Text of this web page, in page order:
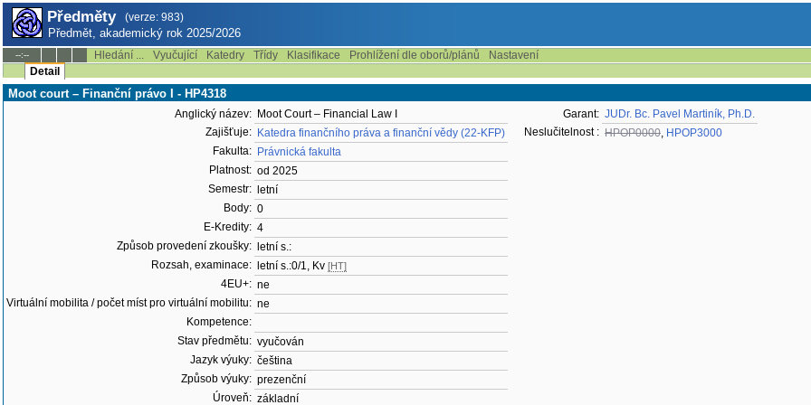
Předměty (verze: 983)
Předmět, akademický rok 2025/2026
--:-- Hledání ... Vyučující Katedry Třídy Klasifikace Prohlížení dle oborů/plánů
Nastavení
Detail
Moot court – Finanční právo I - HP4318
Anglický název: Moot Court – Financial Law I
Zajišťuje: Katedra finančního práva a finanční vědy (22-KFP)
Fakulta: Právnická fakulta
Platnost: od 2025
Semestr:
letní
Body: 0
E-Kredity: 4
Způsob provedení zkoušky:
letní s.:
Rozsah, examinace:
letní s.:0/1, Kv [HT]
4EU+: ne
Virtuální mobilita / počet míst pro virtuální mobilitu: ne
Kompetence:
Stav předmětu: vyučován
Jazyk výuky: čeština
Způsob výuky: prezenční
Úroveň: základní
Garant: JUDr. Bc. Pavel Martiník, Ph.D.
Neslučitelnost : HPOP0000, HPOP3000